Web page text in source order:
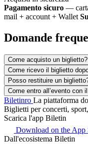
Pagamento sicuro —
mail + account + Wallet
Domande
Come acquisto un biglietto?
Come ricevo il biglietto
Posso restituire un
Come entro all’evento con
Biletinro La piattaforma
Biglietti per concerti,
Scarica l'app Biletin
Download on the App
Dall'ecosistema Biletin